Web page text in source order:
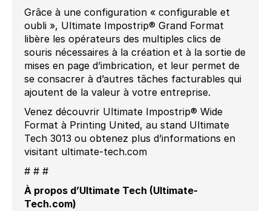
Grâce à une configuration « configurable et
oubli », Ultimate Impostrip® Grand Format
libère les opérateurs des multiples clics de
souris nécessaires à la création et à la sortie de
mises en page d’imbrication, et leur permet de
se consacrer à d’autres tâches facturables qui
ajoutent de la valeur à votre entreprise.
Venez découvrir Ultimate Impostrip® Wide
Format à Printing United, au stand Ultimate
Tech 3013 ou obtenez plus d’informations en
visitant ultimate-tech.com
# # #
À propos d’Ultimate Tech (Ultimate-
Tech.com)